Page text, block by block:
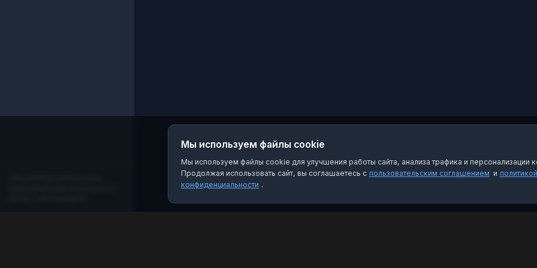
Мы используем файлы cookie
Мы используем файлы cookie для улучшения работы сайта, анализа трафика и персонализации
Продолжая использовать сайт, вы соглашаетесь с пользовательским соглашением и политикой
конфиденциальности .